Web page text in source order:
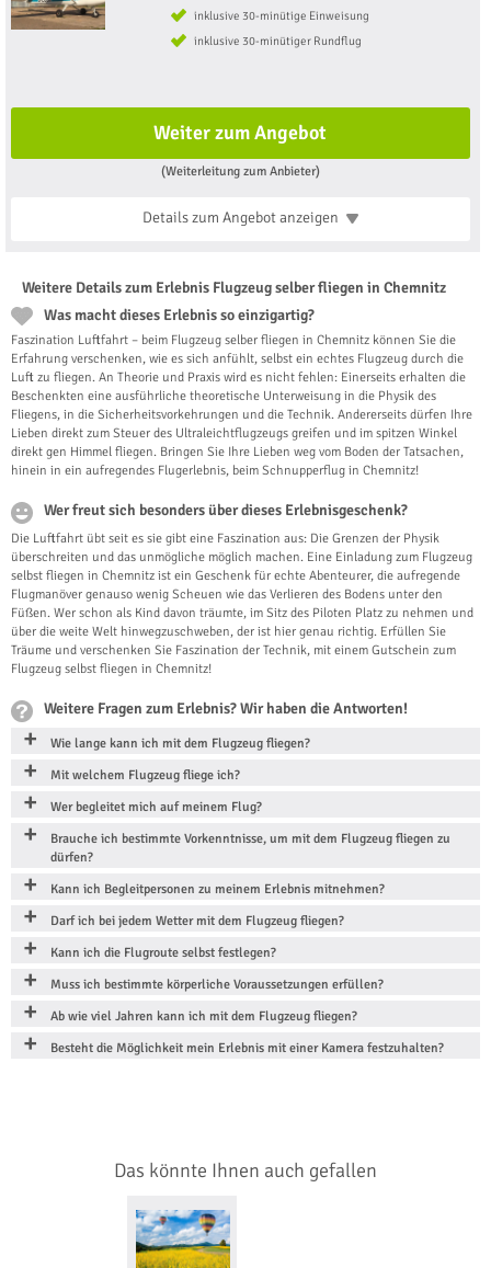
inklusive 30-minütige Einweisung
inklusive 30-minütiger Rundflug
Weiter zum Angebot
(Weiterleitung zum Anbieter)
Details zum Angebotanzeigen
Weitere Details zum Erlebnis Flugzeug selber fliegen in Chemnitz
Was macht dieses Erlebnis so einzigartig?
Faszination Luftfahrt – beim Flugzeug selber fliegen in Chemnitz können Sie die
Erfahrung verschenken, wie es sich anfühlt, selbst ein echtes Flugzeug durch die
Luft zu fliegen. An Theorie und Praxis wird es nicht fehlen: Einerseits erhalten die
Beschenkten eine ausführliche theoretische Unterweisung in die Physik des
Fliegens, in die Sicherheitsvorkehrungen und die Technik. Andererseits dürfen Ihre
Lieben direkt zum Steuer des Ultraleichtflugzeugs greifen und im spitzen Winkel
direkt gen Himmel fliegen. Bringen Sie Ihre Lieben weg vom Boden der Tatsachen,
hinein in ein aufregendes Flugerlebnis, beim Schnupperflug in Chemnitz!
Wer freut sich besonders über dieses Erlebnisgeschenk?
Die Luftfahrt übt seit es sie gibt eine Faszination aus: Die Grenzen der Physik
überschreiten und das unmögliche möglich machen. Eine Einladung zum Flugzeug
selbst fliegen in Chemnitz ist ein Geschenk für echte Abenteurer, die aufregende
Flugmanöver genauso wenig Scheuen wie das Verlieren des Bodens unter den
Füßen. Wer schon als Kind davon träumte, im Sitz des Piloten Platz zu nehmen und
über die weite Welt hinwegzuschweben, der ist hier genau richtig. Erfüllen Sie
Träume und verschenken Sie Faszination der Technik, mit einem Gutschein zum
Flugzeug selbst fliegen in Chemnitz!
Weitere Fragen zum Erlebnis? Wir haben die Antworten!
Wie lange kann ich mit dem Flugzeug fliegen?
Mit welchem Flugzeug fliege ich?
Wer begleitet mich auf meinem Flug?
Brauche ich bestimmte Vorkenntnisse, um mit dem Flugzeug fliegen zu
dürfen?
Kann ich Begleitpersonen zu meinem Erlebnis mitnehmen?
Darf ich bei jedem Wetter mit dem Flugzeug fliegen?
Kann ich die Flugroute selbst festlegen?
Muss ich bestimmte körperliche Voraussetzungen erfüllen?
Ab wie viel Jahren kann ich mit dem Flugzeug fliegen?
Besteht die Möglichkeit mein Erlebnis mit einer Kamera festzuhalten?
Das könnte Ihnen auch gefallen